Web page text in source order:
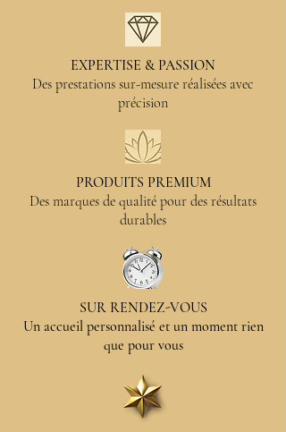
EXPERTISE & PASSION
Des prestations sur-mesure réalisées avec
précision
PRODUITS PREMIUM
Des marques de qualité pour des résultats
durables
SUR RENDEZ-VOUS
Un accueil personnalisé et un moment rien
que pour vous